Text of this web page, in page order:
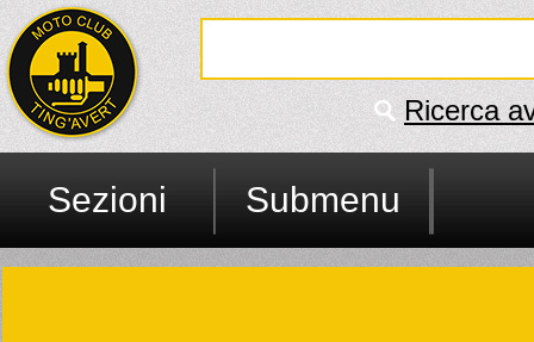
Ricerca
Sezioni Submenu